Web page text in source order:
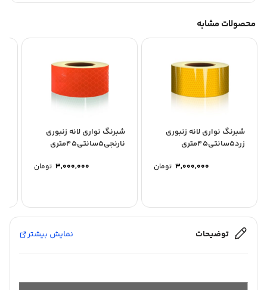
محصولات مشابه
شبرنگ نواری لانه زنبوری
زرد5سانتی45متری
3,000,000 تومان
شبرنگ نواری لانه زنبوری
نارنجی5سانتی45متری
3,000,000 تومان
توضیحات نمایش بیشتر